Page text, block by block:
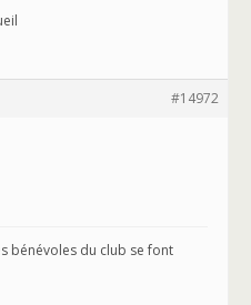
#14972
bénévoles du club se font